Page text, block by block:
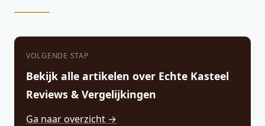
VOLGENDE STAP
Bekijk alle artikelen over Echte Kasteel
Reviews & Vergelijkingen
Ga naar overzicht →